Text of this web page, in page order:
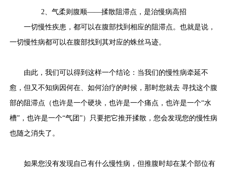
2、 气柔则腹顺——揉散阻滞点，是治慢病高招
一切慢性疾患，都可以在腹部找到相应的阻滞点。也就是说，
一切慢性病都可以在腹部找到其对应的蛛丝马迹。
由此，我们可以得到这样一个结论：当我们的慢性病牵延不
愈，但又不知病因何在、如何治疗的时候，那时您就去 寻找这个腹
部的阻滞点（也许是一个硬块，也许是一个痛点，也许是一个“水
槽”，也许是一个“气团”）只要把它推开揉散，您会发现您的慢性病
也随之消失了。
如果您没有发现自己有什么慢性病，但推腹时却在某个部位有